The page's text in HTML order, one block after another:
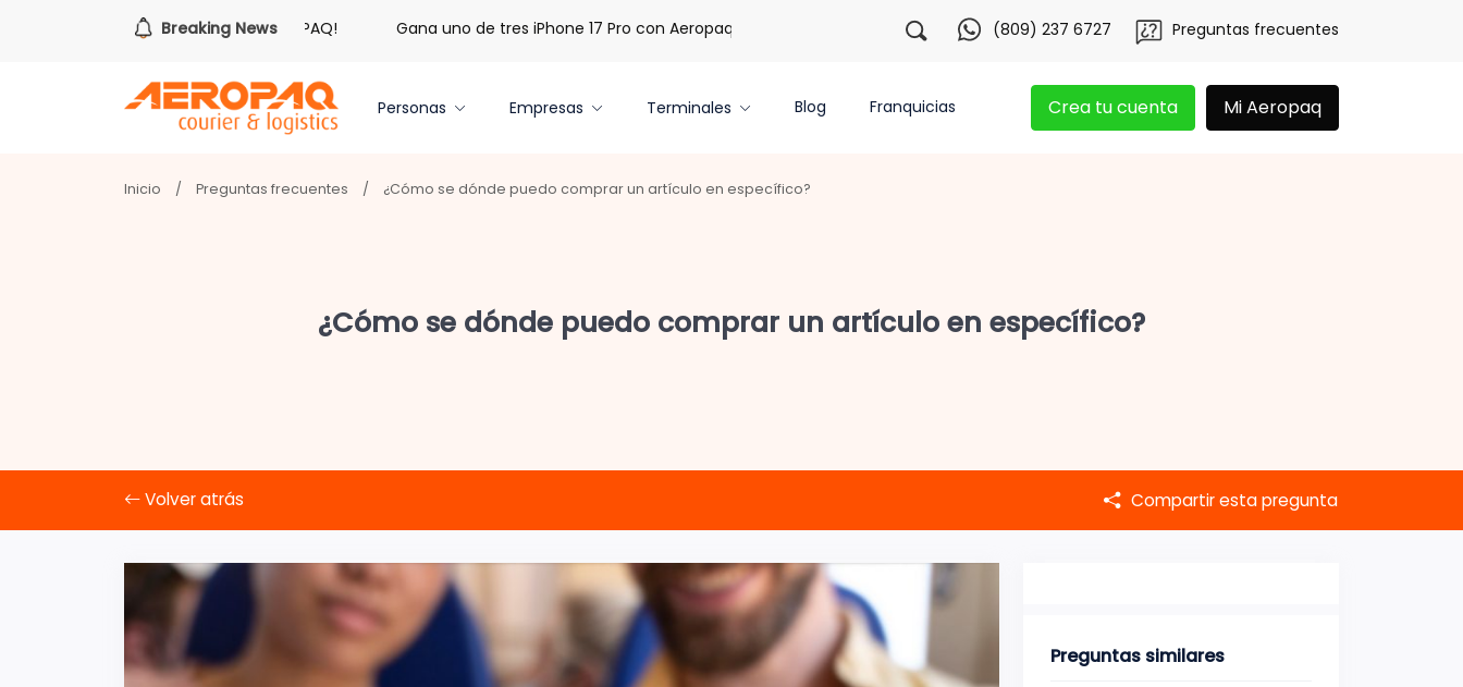
Breaking News
hora de redimir tus libras de Cash PAQ! Gana uno de tres iPhone 17 Pro con Aeropaq Prime ¡Regístrate con nosotros y obtén 20 libras gratis por 3 meses! Tu app Aeropaq
(809) 237 6727 Preguntas frecuentes
Personas Empresas Terminales Blog Franquicias Crea tu cuenta Mi Aeropaq
Inicio / Preguntas frecuentes / ¿Cómo se dónde puedo comprar un artículo en específico?
¿Cómo se dónde puedo comprar un artículo en específico?
Volver atrás Compartir esta pregunta
Preguntas similares